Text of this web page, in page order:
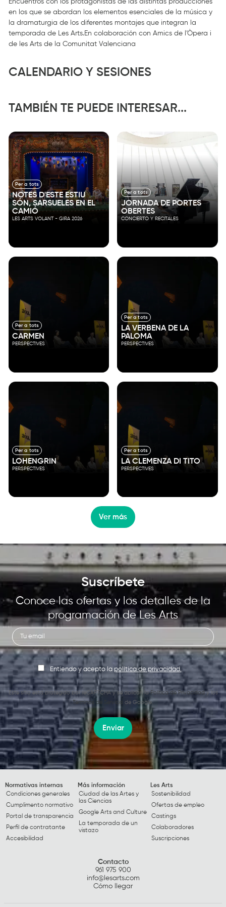
en los que se abordan los elementos esenciales de la música y
la dramaturgia de los diferentes montajes que integran la
temporada de Les Arts.En colaboración con Amics de l’Òpera i
de les Arts de la Comunitat Valenciana
CALENDARIO Y SESIONES
TAMBIÉN TE PUEDE INTERESAR...
Per a tots
NOTES D'ESTE ESTIU
SÓN, SARSUELES EN EL
CAMIÓ
LES ARTS VOLANT - GIRA 2026
Per a tots
JORNADA DE PORTES
OBERTES
CONCIERTO Y RECITALES
Per a tots
CARMEN
PERSPECTIVES
Per a tots
LA VERBENA DE LA
PALOMA
PERSPECTIVES
Per a tots
LOHENGRIN
PERSPECTIVES
Per a tots
LA CLEMENZA DI TITO
PERSPECTIVES
Ver más
Suscríbete
Conoce las ofertas y los detalles de la
programación de Les Arts
Entiendo y acepto la política de privacidad.
Este sitio está protegido por reCAPTCHA y se aplican laPolítica de Privacidady los
Términos de Servicio de Google.
Enviar
Normativas internas
Condiciones generales
Cumplimento normativo
Portal de transparencia
Perfil de contratante
Accesibilidad
Más información
Ciudad de las Artes y
las Ciencias
Google Arts and Culture
La temporada de un
vistazo
Les Arts
Sostenibilidad
Ofertas de empleo
Castings
Colaboradores
Suscripciones
Contacto
961 975 900
info@lesarts.com
Cómo llegar